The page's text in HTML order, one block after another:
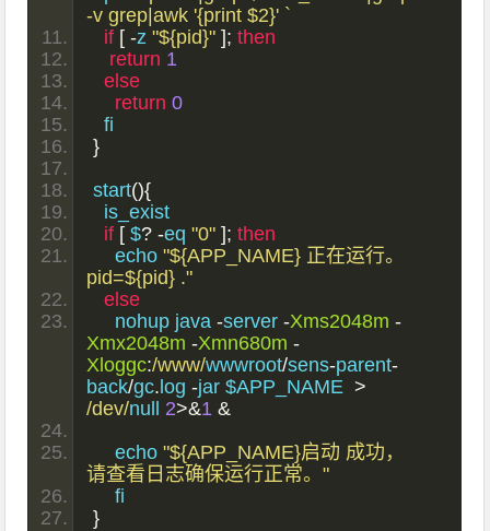
-v grep|awk '{print $2}' `
if [ -z "${pid}" ]; then
return 1
else
return 0
  fi
}
start(){
  is_exist
if [ $? -eq "0" ]; then
    echo
"${APP_NAME} 正在运行。
pid=${pid} ."
else
    nohup java
-server -Xms2048m -
Xmx2048m -Xmn680m -
Xloggc:/www/wwwroot/sens-parent-
back/gc. log -jar $APP_NAME >
/dev/null 2>&1 &
    echo
"${APP_NAME}启动 成功，
请查看日志确保运行正常。"
    fi
}